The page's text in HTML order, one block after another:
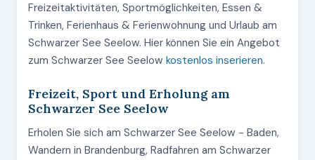
Freizeitaktivitäten, Sportmöglichkeiten, Essen &
Trinken, Ferienhaus & Ferienwohnung und Urlaub am
Schwarzer See Seelow. Hier können Sie ein Angebot
zum Schwarzer See Seelow kostenlos inserieren.
Freizeit, Sport und Erholung am
Schwarzer See Seelow
Erholen Sie sich am Schwarzer See Seelow - Baden,
Wandern in Brandenburg, Radfahren am Schwarzer